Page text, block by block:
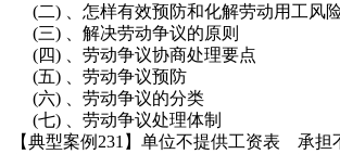
(二) 、怎样有效预防和化解劳动用工风
(三) 、解决劳动争议的原则
(四) 、劳动争议协商处理要点
(五) 、劳动争议预防
(六) 、劳动争议的分类
(七) 、劳动争议处理体制
【典型案例231】单位不提供工资表 承担